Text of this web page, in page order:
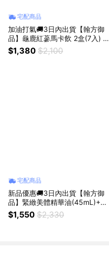
宅配商品
加油打氣🚚3日內出貨【翰方御
品】龜鹿紅蔘馬卡飲 2盒(7入) 贈
品牌送禮提袋 父親 爸爸 男友 老
公 男性送禮
$1,380 $2,100
宅配商品
新品優惠🚚3日內出貨【翰方御
品】緊緻美體精華油(45mL)+陶
瓷刮痧板 贈 品牌送禮提袋
$1,550 $2,330